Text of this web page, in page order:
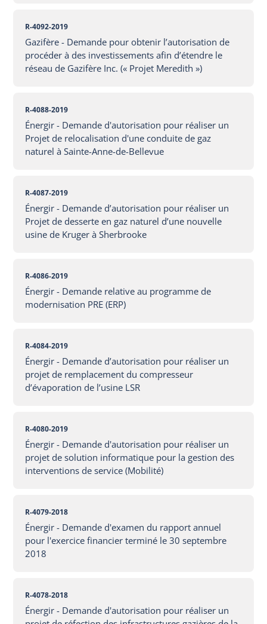
R-4092-2019
Gazifère - Demande pour obtenir l’autorisation de
procéder à des investissements afin d’étendre le
réseau de Gazifère Inc. (« Projet Meredith »)
R-4088-2019
Énergir - Demande d'autorisation pour réaliser un
Projet de relocalisation d'une conduite de gaz
naturel à Sainte-Anne-de-Bellevue
R-4087-2019
Énergir - Demande d’autorisation pour réaliser un
Projet de desserte en gaz naturel d’une nouvelle
usine de Kruger à Sherbrooke
R-4086-2019
Énergir - Demande relative au programme de
modernisation PRE (ERP)
R-4084-2019
Énergir - Demande d’autorisation pour réaliser un
projet de remplacement du compresseur
d’évaporation de l’usine LSR
R-4080-2019
Énergir - Demande d'autorisation pour réaliser un
projet de solution informatique pour la gestion des
interventions de service (Mobilité)
R-4079-2018
Énergir - Demande d'examen du rapport annuel
pour l'exercice financier terminé le 30 septembre
2018
R-4078-2018
Énergir - Demande d'autorisation pour réaliser un